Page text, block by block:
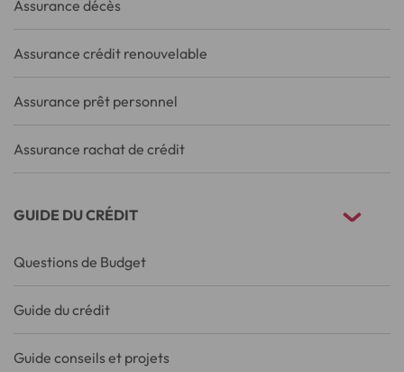
Assurance décès
Assurance crédit renouvelable
Assurance prêt personnel
Assurance rachat de crédit
GUIDE DU CRÉDIT
Questions de Budget
Guide du crédit
Guide conseils et projets